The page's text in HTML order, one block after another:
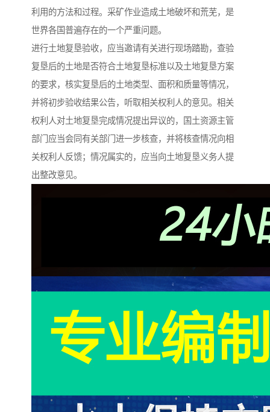
利用的方法和过程。采矿作业造成土地破坏和荒芜，是
世界各国普遍存在的一个严重问题。
进行土地复垦验收，应当邀请有关进行现场踏勘，查验
复垦后的土地是否符合土地复垦标准以及土地复垦方案
的要求，核实复垦后的土地类型、面积和质量等情况，
并将初步验收结果公告，听取相关权利人的意见。相关
权利人对土地复垦完成情况提出异议的，国土资源主管
部门应当会同有关部门进一步核查，并将核查情况向相
关权利人反馈；情况属实的，应当向土地复垦义务人提
出整改意见。